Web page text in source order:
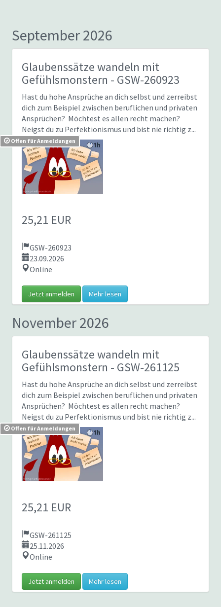
September 2026
Glaubenssätze wandeln mit
Gefühlsmonstern - GSW-260923
Hast du hohe Ansprüche an dich selbst und zerreibst
dich zum Beispiel zwischen beruflichen und privaten
Ansprüchen? Möchtest es allen recht machen?
Neigst du zu Perfektionismus und bist nie richtig z...
Offen für Anmeldungen
25,21 EUR
GSW-260923
23.09.2026
Online
Jetzt anmelden Mehr lesen
November 2026
Glaubenssätze wandeln mit
Gefühlsmonstern - GSW-261125
Hast du hohe Ansprüche an dich selbst und zerreibst
dich zum Beispiel zwischen beruflichen und privaten
Ansprüchen? Möchtest es allen recht machen?
Neigst du zu Perfektionismus und bist nie richtig z...
Offen für Anmeldungen
25,21 EUR
GSW-261125
25.11.2026
Online
Jetzt anmelden Mehr lesen